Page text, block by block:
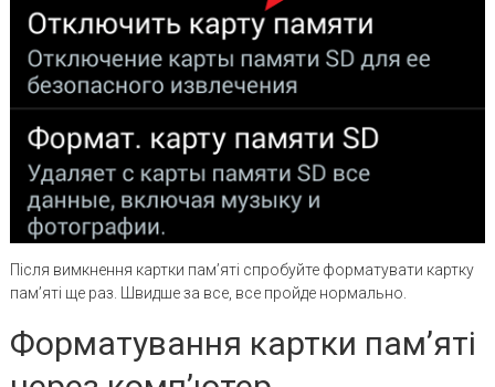
Після вимкнення картки пам’яті спробуйте форматувати картку
пам’яті ще раз. Швидше за все, все пройде нормально.
Форматування картки пам’яті